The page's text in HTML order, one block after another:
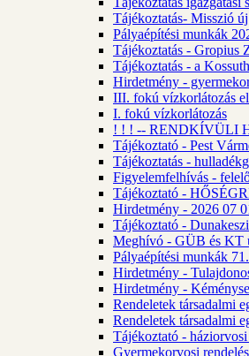
Tájékoztatás- Misszió
Pályaépítési munkák
Tájékoztatás - Gropius
Tájékoztatás - a
Hirdetmény -
III. fokú vízkorlátozás
I. fokú vízkorlátozás
! ! ! -- RENDKÍVÜLI
Tájékoztató - Pest
Tájékoztatás -
Figyelemfelhívás -
Tájékoztató -
Hirdetmény - 2026 07
Tájékoztató -
Meghívó - GÜB és KT
Pályaépítési munkák
Hirdetmény -
Hirdetmény -
Rendeletek társadalmi
Rendeletek társadalmi
Tájékoztató -
Gyermekorvosi